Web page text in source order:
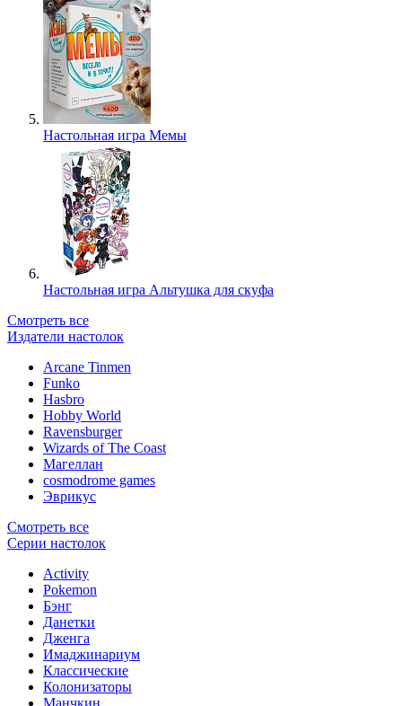
Настольная игра Мемы
Настольная игра Альтушка для скуфа
Смотреть все
Издатели настолок
Arcane Tinmen
Funko
Hasbro
Hobby World
Ravensburger
Wizards of The Coast
Магеллан
сosmodrome games
Эврикус
Смотреть все
Серии настолок
Activity
Pokemon
Бэнг
Данетки
Дженга
Имаджинариум
Классические
Колонизаторы
Манчкин